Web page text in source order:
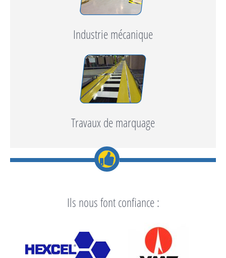
Industrie mécanique
Travaux de marquage
Ils nous font confiance :